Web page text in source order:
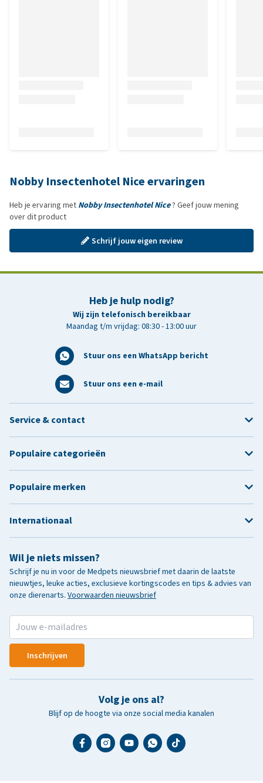
Nobby Insectenhotel Nice ervaringen
Heb je ervaring met Nobby Insectenhotel Nice? Geef jouw mening
over dit product
Schrijf jouw eigen review
Heb je hulp nodig?
Wij zijn telefonisch bereikbaar
Maandag t/m vrijdag: 08:30 - 13:00 uur
Stuur ons een WhatsApp bericht
Stuur ons een e-mail
Wil je niets missen?
Schrijf je nu in voor de Medpets nieuwsbrief met daarin de laatste
nieuwtjes, leuke acties, exclusieve kortingscodes en tips & advies van
onze dierenarts. Voorwaarden nieuwsbrief
Inschrijven
Volg je ons al?
Blijf op de hoogte via onze social media kanalen
Service & contact
Populaire categorieën
Populaire merken
Internationaal